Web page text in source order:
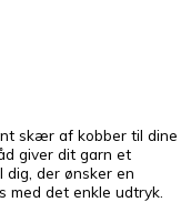
skær af kobber til dine
giver dit garn et
der ønsker en
med det enkle udtryk.